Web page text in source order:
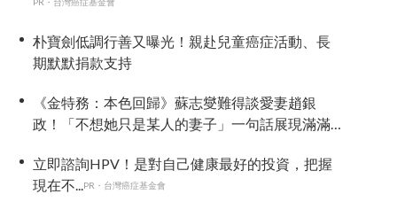
PR・台灣癌症基金會
朴寶劍低調行善又曝光！親赴兒童癌症活動、長
期默默捐款支持
《金特務：本色回歸》蘇志燮難得談愛妻趙銀
政！「不想她只是某人的妻子」一句話展現滿滿
立即諮詢HPV！是對自己健康最好的投資，把握
現在不...PR・台灣癌症基金會